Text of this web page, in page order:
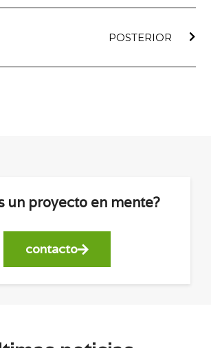
POSTERIOR
un proyecto en mente?
contacto